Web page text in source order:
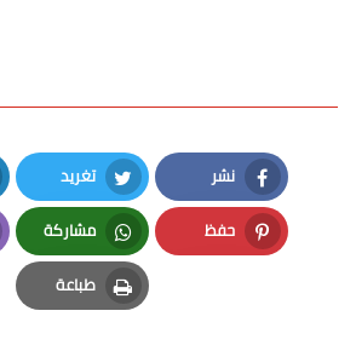
نشر
Facebook
تغريد
Twitter
حفظ
Pinterest
مشاركة
Whatsapp
طباعة
Print